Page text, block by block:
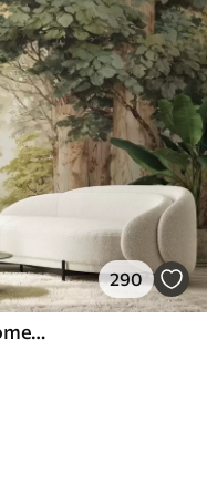
290
Bospad tussen majestueuze bomen in aquarelstijl